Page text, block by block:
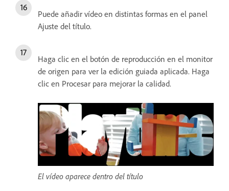
Puede añadir vídeo en distintas formas en el panel
Ajuste del título.
Haga clic en el botón de reproducción en el monitor
de origen para ver la edición guiada aplicada. Haga
clic en Procesar para mejorar la calidad.
El vídeo aparece dentro del título